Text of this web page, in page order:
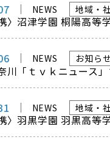
NEWS 地域・
〉沼津学園 桐陽高
NEWS お知らせ
川「ｔｖｋニュース
NEWS 地域・
〉羽黒学園 羽黒高